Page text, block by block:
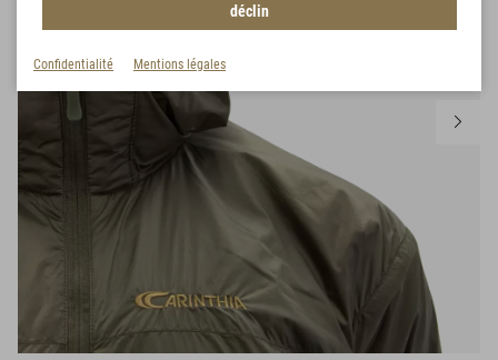
déclin
Confidentialité Mentions légales